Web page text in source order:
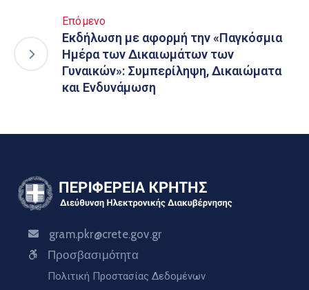
Επόμενο
Εκδήλωση με αφορμή την «Παγκόσμια
Ημέρα των Δικαιωμάτων των
Γυναικών»: Συμπερίληψη, Δικαιώματα
και Ενδυνάμωση
gram.pkr@crete.gov.gr
Προσβασιμότητα
Πολιτική Προστασίας Δεδομένων